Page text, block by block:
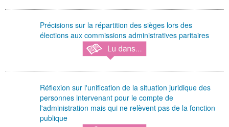
Précisions sur la répartition des sièges lors des
élections aux commissions administratives paritaires
Réflexion sur l'unification de la situation juridique des
personnes intervenant pour le compte de
l'administration mais qui ne relèvent pas de la fonction
publique